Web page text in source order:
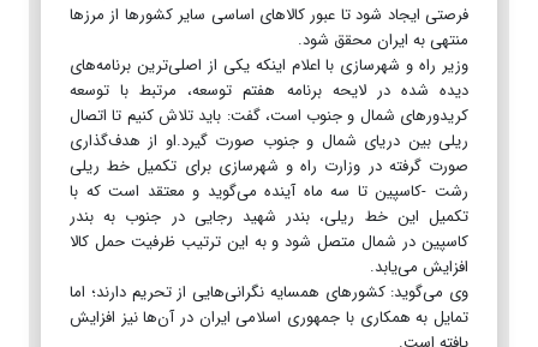
فرصتی ایجاد شود تا عبور کالا‌های اساسی سایر کشور‌ها از مرز‌ها
منتهی به ایران محقق شود.
وزیر راه و شهرسازی با اعلام اینکه یکی از اصلی‌ترین برنامه‌های
دیده شده در لایحه برنامه هفتم توسعه، مرتبط با توسعه
کریدور‌های شمال و جنوب است، گفت: باید تلاش کنیم تا اتصال
ریلی بین دریای شمال و جنوب صورت گیرد.او از هدف‌گذاری
صورت گرفته در وزارت راه و شهرسازی برای تکمیل خط ریلی
رشت -کاسپین تا سه ماه آینده می‌گوید و معتقد است که با
تکمیل این خط ریلی، بندر شهید رجایی در جنوب به بندر
کاسپین در شمال متصل شود و به این ترتیب ظرفیت حمل کالا
افزایش می‌یابد.
وی می‌گوید: کشور‌های همسایه نگرانی‌هایی از تحریم دارند؛ اما
تمایل به همکاری با جمهوری اسلامی ایران در آن‌ها نیز افزایش